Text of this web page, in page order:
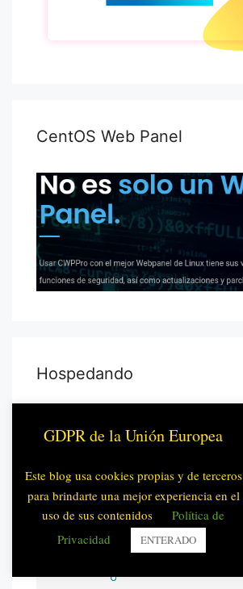
CentOS Web Panel
Hospedando
GDPR de la Unión Europea
Este blog usa cookies propias y de terceros
para brindarte una mejor experiencia en el
uso de sus contenidos
Política de
Privacidad
ENTERADO